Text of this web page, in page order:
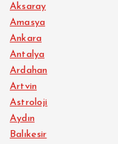
Aksaray
Amasya
Ankara
Antalya
Ardahan
Artvin
Astroloji
Aydın
Balıkesir